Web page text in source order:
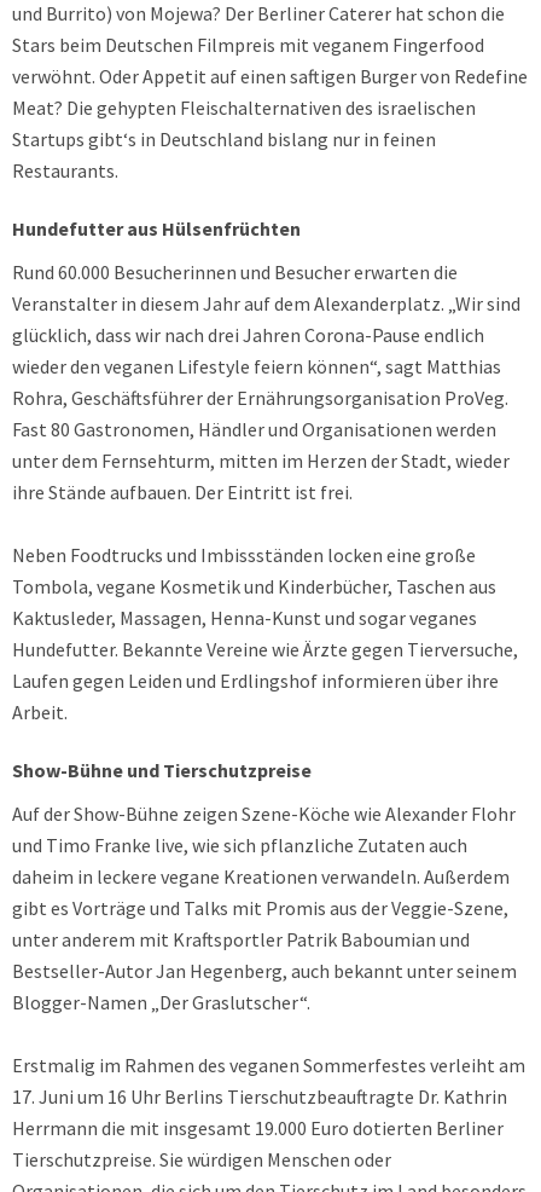
und Burrito) von Mojewa? Der Berliner Caterer hat schon die
Stars beim Deutschen Filmpreis mit veganem Fingerfood
verwöhnt. Oder Appetit auf einen saftigen Burger von Redefine
Meat? Die gehypten Fleischalternativen des israelischen
Startups gibt‘s in Deutschland bislang nur in feinen
Restaurants.
Hundefutter aus Hülsenfrüchten
Rund 60.000 Besucherinnen und Besucher erwarten die
Veranstalter in diesem Jahr auf dem Alexanderplatz. „Wir sind
glücklich, dass wir nach drei Jahren Corona-Pause endlich
wieder den veganen Lifestyle feiern können“, sagt Matthias
Rohra, Geschäftsführer der Ernährungsorganisation ProVeg.
Fast 80 Gastronomen, Händler und Organisationen werden
unter dem Fernsehturm, mitten im Herzen der Stadt, wieder
ihre Stände aufbauen. Der Eintritt ist frei.
Neben Foodtrucks und Imbissständen locken eine große
Tombola, vegane Kosmetik und Kinderbücher, Taschen aus
Kaktusleder, Massagen, Henna-Kunst und sogar veganes
Hundefutter. Bekannte Vereine wie Ärzte gegen Tierversuche,
Laufen gegen Leiden und Erdlingshof informieren über ihre
Arbeit.
Show-Bühne und Tierschutzpreise
Auf der Show-Bühne zeigen Szene-Köche wie Alexander Flohr
und Timo Franke live, wie sich pflanzliche Zutaten auch
daheim in leckere vegane Kreationen verwandeln. Außerdem
gibt es Vorträge und Talks mit Promis aus der Veggie-Szene,
unter anderem mit Kraftsportler Patrik Baboumian und
Bestseller-Autor Jan Hegenberg, auch bekannt unter seinem
Blogger-Namen „Der Graslutscher“.
Erstmalig im Rahmen des veganen Sommerfestes verleiht am
17. Juni um 16 Uhr Berlins Tierschutzbeauftragte Dr. Kathrin
Herrmann die mit insgesamt 19.000 Euro dotierten Berliner
Tierschutzpreise. Sie würdigen Menschen oder